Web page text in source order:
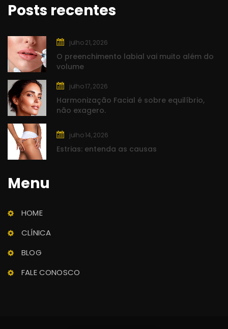
Posts recente
julho 21, 2026
O preenchimento labial vai muito além do
volume
julho 17, 2026
Harmonização Facial é sobre equilíbrio,
não exagero.
julho 14, 2026
Estrias: entenda as causa
Menu
HOME
CLÍNICA
BLOG
FALE CONOSCO